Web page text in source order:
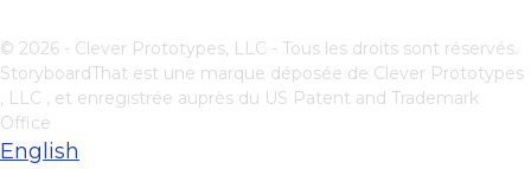
© 2026 - Clever Prototypes, LLC - Tous les droits sont réservés.
StoryboardThat est une marque déposée de Clever Prototypes
, LLC , et enregistrée auprès du US Patent and Trademark
Office
English